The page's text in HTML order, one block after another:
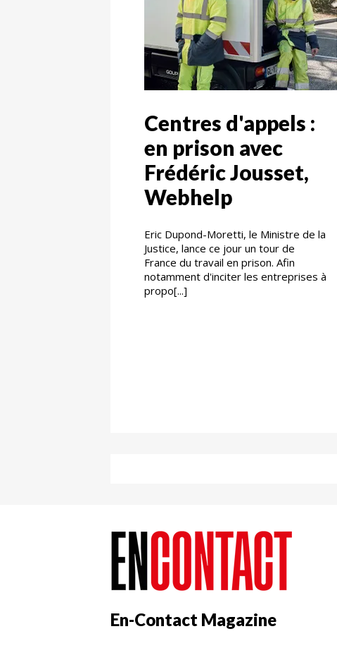
Centres d'appels :
en prison avec
Frédéric Jousset,
Webhelp
Eric Dupond-Moretti, le Ministre de la
Justice, lance ce jour un tour de
France du travail en prison. Afin
notamment d'inciter les entreprises à
propo[...]
En-Contact Magazine